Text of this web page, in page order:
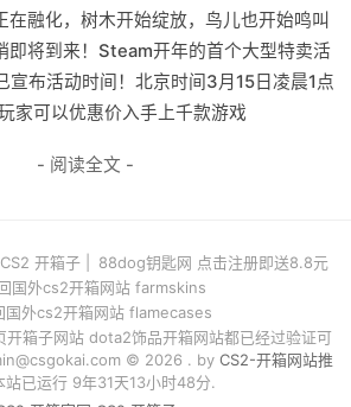
flamecases
88hash-jp
在融化，树木开始绽放，鸟儿也开始鸣叫
将到来！Steam开年的首个大型特卖活
宣布活动时间！北京时间3月15日凌晨1点
家可以优惠价入手上千款游戏
- 阅读全文 -
CS2 开箱子
88dog钥匙网 点击注册即送8.8元
国外cs2开箱网站 farmskins
国外cs2开箱网站 flamecases
开箱子网站 dota2饰品开箱网站都已经过验证可
© 2026 . by CS2-开箱网站推
已运行 9年31天13小时48分.